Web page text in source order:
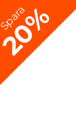
Spara
20%